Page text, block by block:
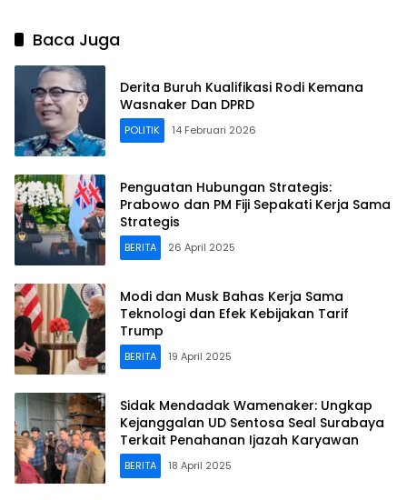
Baca Juga
Derita Buruh Kualifikasi Rodi Kemana
Wasnaker Dan DPRD
POLITIK 14 Februari 2026
Penguatan Hubungan Strategis:
Prabowo dan PM Fiji Sepakati Kerja Sama
Strategis
BERITA 26 April 2025
Modi dan Musk Bahas Kerja Sama
Teknologi dan Efek Kebijakan Tarif
Trump
BERITA 19 April 2025
Sidak Mendadak Wamenaker: Ungkap
Kejanggalan UD Sentosa Seal Surabaya
Terkait Penahanan Ijazah Karyawan
BERITA 18 April 2025